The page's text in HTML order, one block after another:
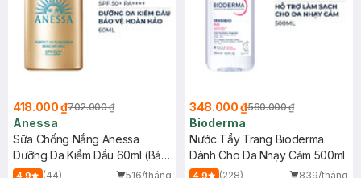
418.000 ₫702.000 ₫
Anessa
Sữa Chống Nắng Anessa
Dưỡng Da Kiềm Dầu 60ml (Bản
Mới)
4.9 (44) 516/tháng
348.000 ₫560.000 ₫
Bioderma
Nước Tẩy Trang Bioderma
Dành Cho Da Nhạy Cảm 500ml
4.9 (228) 839/tháng